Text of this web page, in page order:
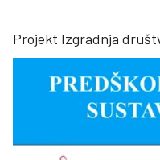
Projekt Izgradnja